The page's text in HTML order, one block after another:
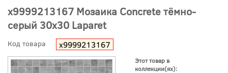
х9999213167 Мозаика Concrete тёмно-
серый 30x30 Laparet
Код товара х9999213167
Этот товар в
коллекции(ях):